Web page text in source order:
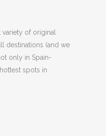
of original
destinations (and we
only in Spain-
spots in